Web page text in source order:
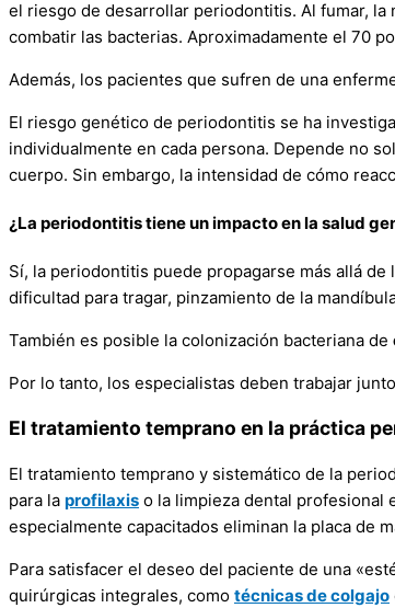
el riesgo de desarrollar periodontitis. Al fumar,
combatir las bacterias. Aproximadamente el 70
Además, los pacientes que sufren de una
El riesgo genético de periodontitis se ha
individualmente en cada persona. Depende no
cuerpo. Sin embargo, la intensidad de cómo
¿La periodontitis tiene un impacto en la salud
Sí, la periodontitis puede propagarse más allá
dificultad para tragar, pinzamiento de la
También es posible la colonización bacteriana de
Por lo tanto, los especialistas deben trabajar
El tratamiento temprano en la práctica
El tratamiento temprano y sistemático de la
para la profilaxis o la limpieza dental profesional
especialmente capacitados eliminan la placa de
Para satisfacer el deseo del paciente de una
quirúrgicas integrales, como técnicas de colgajo